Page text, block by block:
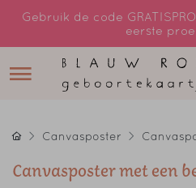
Gebruik de code
eerste
Canvasposter
Canvasposter met een